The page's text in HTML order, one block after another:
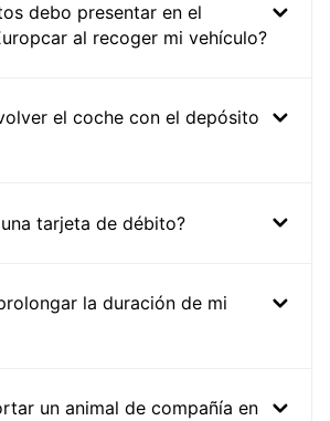
debo presentar en el
al recoger mi vehículo?
el coche con el depósito
tarjeta de débito?
la duración de mi
un animal de compañía en